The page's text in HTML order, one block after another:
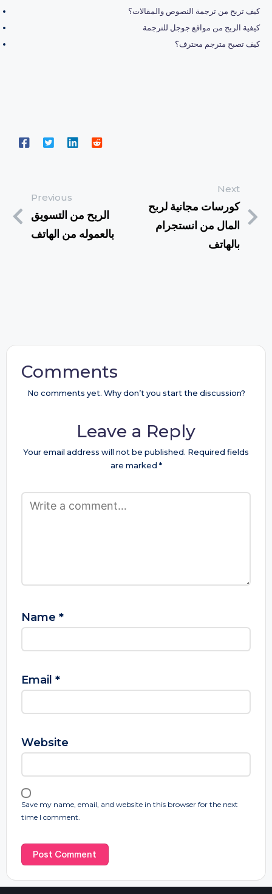
كيف تربح من ترجمة النصوص والمقالات؟
كيفية الربح من مواقع جوجل للترجمة
كيف تصبح مترجم محترف؟
Previous
الربح من التسويق
بالعموله من الهاتف
Next
كورسات مجانية لربح
المال من انستجرام
بالهاتف
Comments
No comments yet. Why don’t you start the discussion?
Leave a Reply
Your email address will not be published. Required fields
are marked *
Name *
Email *
Website
Save my name, email, and website in this browser for the next
time I comment.